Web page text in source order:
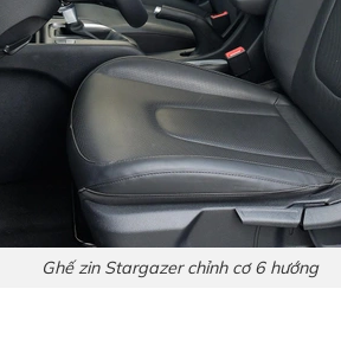
Ghế zin Stargazer chỉnh cơ 6 hướng